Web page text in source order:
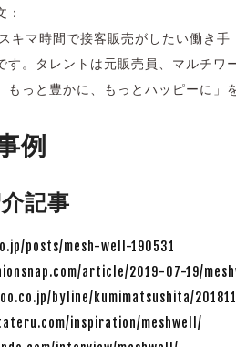
：
スキマ時間で接客販売がしたい働き
す。タレントは元販売員、マルチ
もっと豊かに、もっとハッピーに」
例
記事
posts/mesh-well-190531
article/2019-07-19/
byline/kumimatsushita/
inspiration/meshwell/